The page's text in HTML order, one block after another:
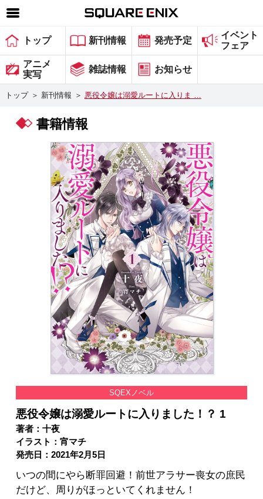
SQUARE ENIX 公式サイトメニュー
ゲーム
マガジン＆ブックス
グッズ
会社情報 採用情報
スクウェア・エニックス サイト内検索
トップ 新刊情報 発売予定
イベント
フェア
アニメ
実写
雑誌情報 お知らせ
トップ ＞ 新刊情報 ＞ 悪役令嬢は溺愛ルートに入りま …
書籍情報
SQEXノベル
悪役令嬢は溺愛ルートに入りました！？ 1
著者：十夜
イラスト：宵マチ
発売日：2021年2月5日
いつの間にやら断罪回避！前世アラサー喪女の庶民
だけど、周りがほっといてくれません！